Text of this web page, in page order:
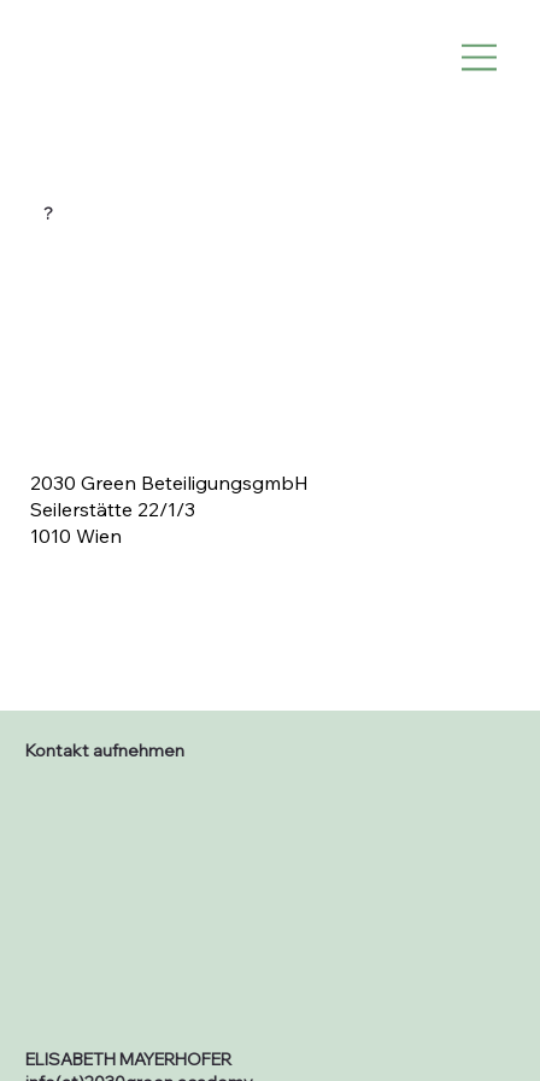
?
2030 Green BeteiligungsgmbH
Seilerstätte 22/1/3
1010 Wien
Kontakt aufnehmen
ELISABETH MAYERHOFER